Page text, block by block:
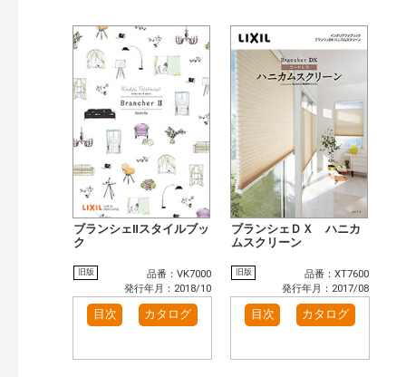
ブランシェⅡスタイルブッ
ク
旧版
品番：VK7000
発行年月：2018/10
目次 カタログ
ブランシェＤＸ ハニカ
ムスクリーン
旧版
品番：XT7600
発行年月：2017/08
目次 カタログ